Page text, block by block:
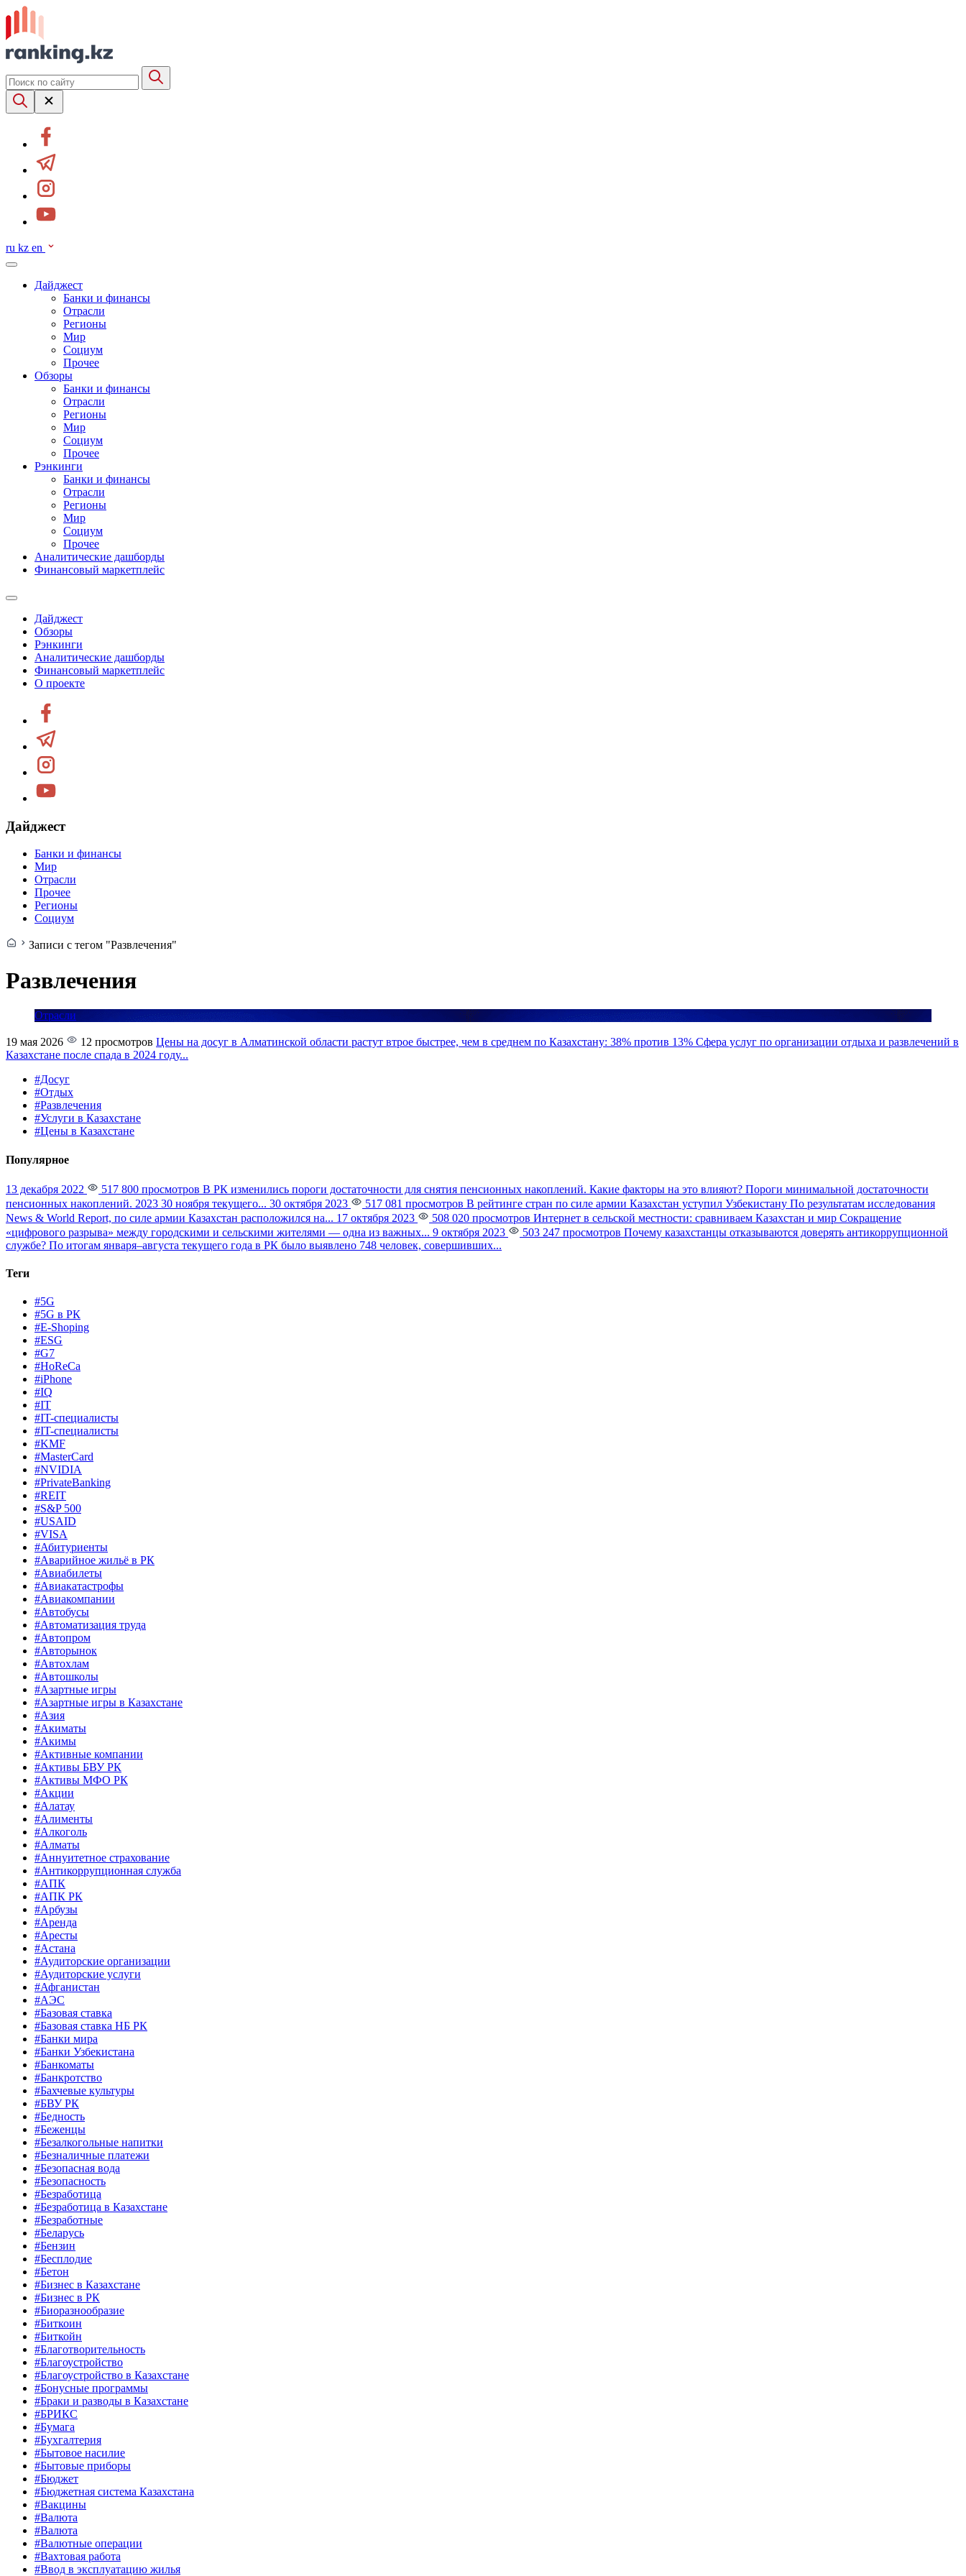
ru kz en
Дайджест
Банки и финансы
Отрасли
Регионы
Мир
Социум
Прочее
Обзоры
Банки и финансы
Отрасли
Регионы
Мир
Социум
Прочее
Рэнкинги
Банки и финансы
Отрасли
Регионы
Мир
Социум
Прочее
Аналитические дашборды
Финансовый маркетплейс
Дайджест
Обзоры
Рэнкинги
Аналитические дашборды
Финансовый маркетплейс
О проекте
Дайджест
Банки и финансы
Мир
Отрасли
Прочее
Регионы
Социум
Записи с тегом "Развлечения"
Развлечения
Отрасли
19 мая 2026 12 просмотров Цены на досуг в Алматинской области растут втрое быстрее, чем в среднем по Казахстану: 38% против 13% Сфера услуг по организации отдыха и развлечений в
Казахстане после спада в 2024 году...
#Досуг
#Отдых
#Развлечения
#Услуги в Казахстане
#Цены в Казахстане
Популярное
13 декабря 2022 517 800 просмотров В РК изменились пороги достаточности для снятия пенсионных накоплений. Какие факторы на это влияют? Пороги минимальной достаточности
пенсионных накоплений. 2023 30 ноября текущего... 30 октября 2023 517 081 просмотров В рейтинге стран по силе армии Казахстан уступил Узбекистану По результатам исследования
News & World Report, по силе армии Казахстан расположился на... 17 октября 2023 508 020 просмотров Интернет в сельской местности: сравниваем Казахстан и мир Сокращение
«цифрового разрыва» между городскими и сельскими жителями — одна из важных... 9 октября 2023 503 247 просмотров Почему казахстанцы отказываются доверять антикоррупционной
службе? По итогам января–августа текущего года в РК было выявлено 748 человек, совершивших...
Теги
#5G
#5G в РК
#E-Shoping
#ESG
#G7
#HoReCa
#iPhone
#IQ
#IT
#IT-специалисты
#IT-специалисты
#KMF
#MasterCard
#NVIDIA
#PrivateBanking
#REIT
#S&P 500
#USAID
#VISA
#Абитуриенты
#Аварийное жильё в РК
#Авиабилеты
#Авиакатастрофы
#Авиакомпании
#Автобусы
#Автоматизация труда
#Автопром
#Авторынок
#Автохлам
#Автошколы
#Азартные игры
#Азартные игры в Казахстане
#Азия
#Акиматы
#Акимы
#Активные компании
#Активы БВУ РК
#Активы МФО РК
#Акции
#Алатау
#Алименты
#Алкоголь
#Алматы
#Аннуитетное страхование
#Антикоррупционная служба
#АПК
#АПК РК
#Арбузы
#Аренда
#Аресты
#Астана
#Аудиторские организации
#Аудиторские услуги
#Афганистан
#АЭС
#Базовая ставка
#Базовая ставка НБ РК
#Банки мира
#Банки Узбекистана
#Банкоматы
#Банкротство
#Бахчевые культуры
#БВУ РК
#Бедность
#Беженцы
#Безалкогольные напитки
#Безналичные платежи
#Безопасная вода
#Безопасность
#Безработица
#Безработица в Казахстане
#Безработные
#Беларусь
#Бензин
#Бесплодие
#Бетон
#Бизнес в Казахстане
#Бизнес в РК
#Биоразнообразие
#Биткоин
#Биткойн
#Благотворительность
#Благоустройство
#Благоустройство в Казахстане
#Бонусные программы
#Браки и разводы в Казахстане
#БРИКС
#Бумага
#Бухгалтерия
#Бытовое насилие
#Бытовые приборы
#Бюджет
#Бюджетная система Казахстана
#Вакцины
#Валюта
#Валюта
#Валютные операции
#Вахтовая работа
#Ввод в эксплуатацию жилья